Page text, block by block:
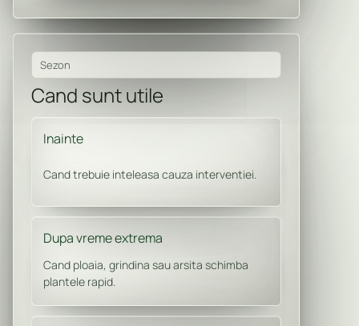
Sezon
Cand sunt utile
Inainte
Cand trebuie inteleasa cauza interventiei.
Dupa vreme extrema
Cand ploaia, grindina sau arsita schimba
plantele rapid.